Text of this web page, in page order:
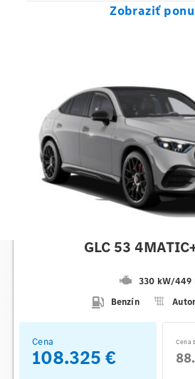
Zobraziť
GLC 53
330 kW/449
Benzín
Cena
108.325 €
Cena